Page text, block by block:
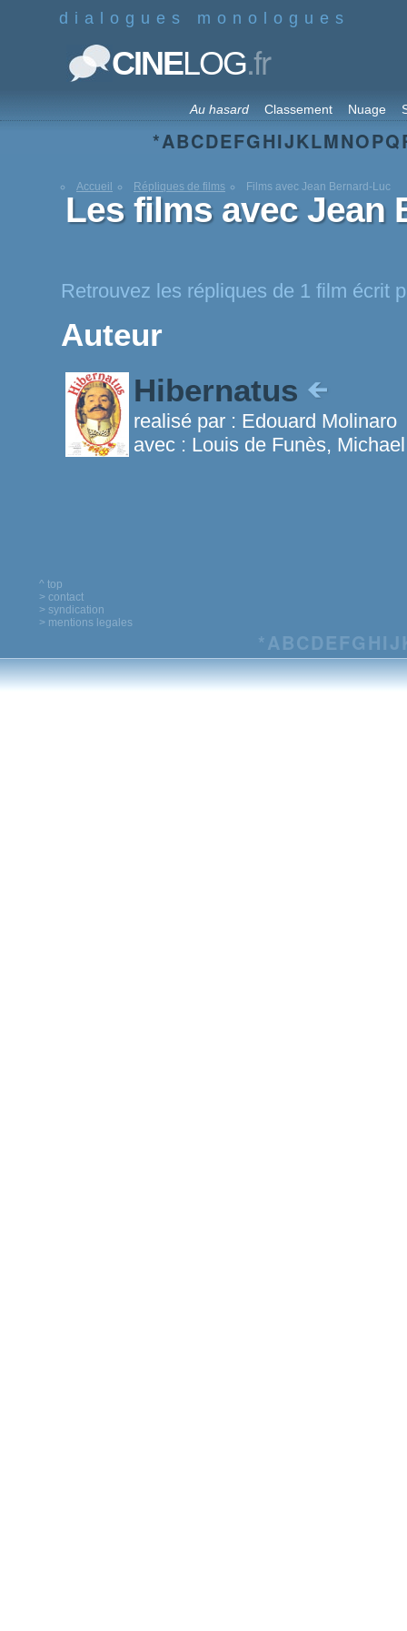
dialogues monologues
CINELOG.fr
Au hasard Classement Nuage
*ABCDEFGHIJKLMNOPQ
Accueil Répliques de films Films avec Jean Bernard-Luc
Les films avec Jean
Retrouvez les répliques de 1 film écrit
Auteur
Hibernatus
realisé par : Edouard Molinaro
avec : Louis de Funès,
^ top
> contact
> syndication
> mentions legales
*ABCDEFG HIJ